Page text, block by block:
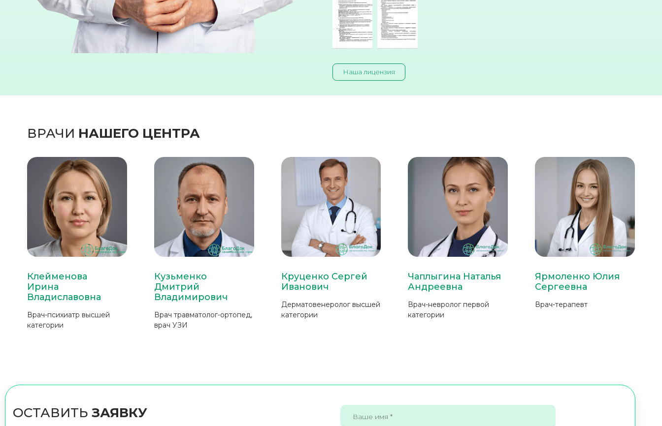
Наша лицензия
ВРАЧИ НАШЕГО ЦЕНТРА
Клейменова
Ирина
Владиславовна
Врач-психиатр высшей
категории
Кузьменко
Дмитрий
Владимирович
Врач травматолог-ортопед,
врач УЗИ
Круценко Сергей
Иванович
Дерматовенеролог высшей
категории
Чаплыгина Наталья
Андреевна
Врач-невролог первой
категории
Ярмоленко Юлия
Сергеевна
Врач-терапевт
ОСТАВИТЬ ЗАЯВКУ